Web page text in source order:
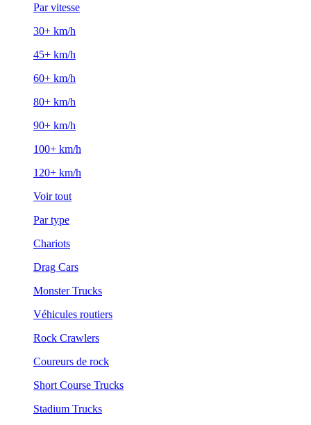
Par vitesse
30+ km/h
45+ km/h
60+ km/h
80+ km/h
90+ km/h
100+ km/h
120+ km/h
Voir tout
Par type
Chariots
Drag Cars
Monster Trucks
Véhicules routiers
Rock Crawlers
Coureurs de rock
Short Course Trucks
Stadium Trucks